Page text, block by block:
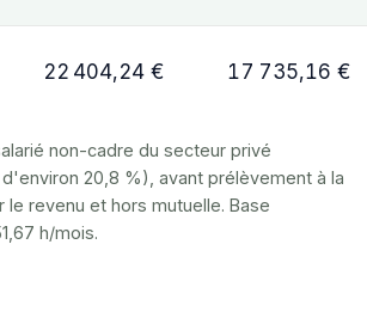
22 404,24 € 17 735,16 €
non-cadre du secteur privé
20,8 %), avant prélèvement à la
revenu et hors mutuelle. Base
h/mois.